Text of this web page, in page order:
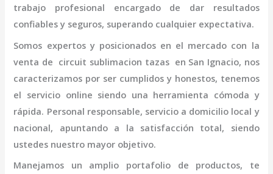
trabajo profesional encargado de dar resultados
confiables y seguros, superando cualquier expectativa.
Somos expertos y posicionados en el mercado con la
venta de circuit sublimacion tazasen San Ignacio, nos
caracterizamos por ser cumplidos y honestos, tenemos
el servicio online siendo una herramienta cómoda y
rápida. Personal responsable, servicio a domicilio local y
nacional, apuntando a la satisfacción total, siendo
ustedes nuestro mayor objetivo.
Manejamos un amplio portafolio de productos, te